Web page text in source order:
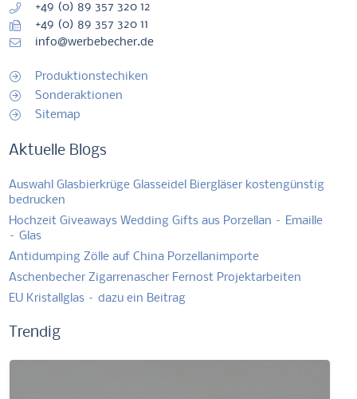
+49 (0) 89 357 320 12
+49 (0) 89 357 320 11
info@werbebecher.de
Produktionstechiken
Sonderaktionen
Sitemap
Aktuelle Blogs
Auswahl Glasbierkrüge Glasseidel Biergläser kostengünstig
bedrucken
Hochzeit Giveaways Wedding Gifts aus Porzellan – Emaille
– Glas
Antidumping Zölle auf China Porzellanimporte
Aschenbecher Zigarrenascher Fernost Projektarbeiten
EU Kristallglas – dazu ein Beitrag
Trendig